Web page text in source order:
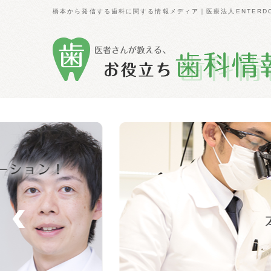
橋本から発信する歯科に関する情報メディア｜医療法人